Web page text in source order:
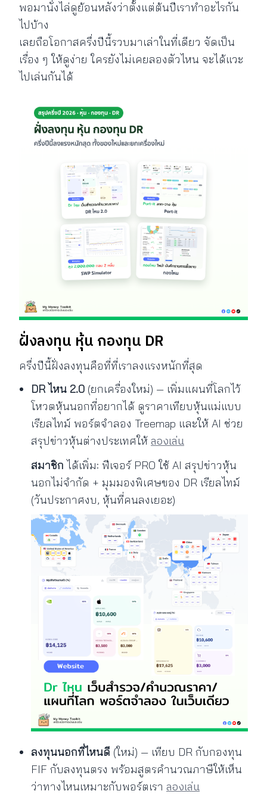
พอมานั่งไล่ดูย้อนหลังว่าตั้งแต่ต้นปีเราทำอะไรกัน
ไปบ้าง
เลยถือโอกาสครึ่งปีนี้รวบมาเล่าในที่เดียว จัดเป็น
เรื่อง ๆ ให้ดูง่าย ใครยังไม่เคยลองตัวไหน จะได้แวะ
ไปเล่นกันได้
ฝั่งลงทุน หุ้น กองทุน DR
ครึ่งปีนี้ฝั่งลงทุนคือที่ที่เราลงแรงหนักที่สุด
DR ไหน 2.0 (ยกเครื่องใหม่) — เพิ่มแผนที่โลกไว้
โหวตหุ้นนอกที่อยากได้ ดูราคาเทียบหุ้นแม่แบบ
เรียลไทม์ พอร์ตจำลอง Treemap และให้ AI ช่วย
สรุปข่าวหุ้นต่างประเทศให้ ลองเล่น
สมาชิก ได้เพิ่ม: ฟีเจอร์ PRO ใช้ AI สรุปข่าวหุ้น
นอกไม่จำกัด + มุมมองพิเศษของ DR เรียลไทม์
(วันประกาศงบ, หุ้นที่คนลงเยอะ)
ลงทุนนอกที่ไหนดี (ใหม่) — เทียบ DR กับกองทุน
FIF กับลงทุนตรง พร้อมสูตรคำนวณภาษีให้เห็น
ว่าทางไหนเหมาะกับพอร์ตเรา ลองเล่น